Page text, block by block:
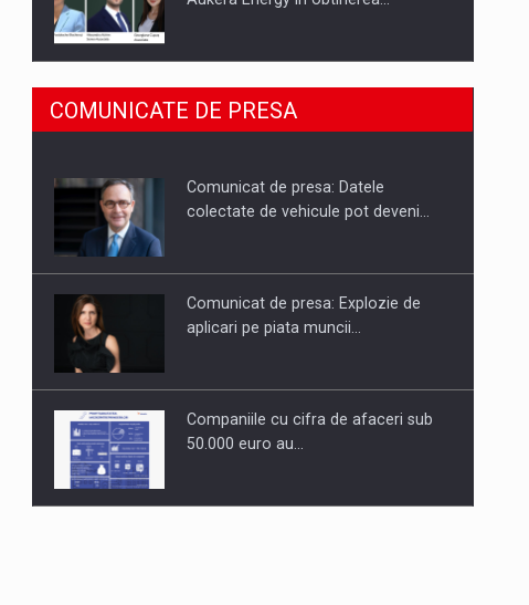
SAPTE PERSONALITATI DIN MEDIUL
DE AFACERI, ACADEMIC SI
Hard Enduro Piatra Craiului 2026,
COMUNICATE DE PRESA
Comunicat de presa: Datele
colectate de vehicule pot deveni…
Comunicat de presa: Explozie de
aplicari pe piata muncii…
Companiile cu cifra de afaceri sub
50.000 euro au…